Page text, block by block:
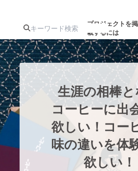
プロジェクトを掲
載するには
人気のプロ
ジェクト
注目のリ
ターン
注目の新着プロ
ジェクト
募集
ロジ
アート・写真
テクノロジー・ガジェット
生涯の相棒
コーヒーに出
欲しい！コー
味の違いを体
欲しい！